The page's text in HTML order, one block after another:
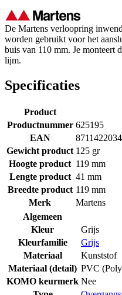
De Martens verloopring
worden gebruikt voor het
buis van 110 mm. Je monteert
lijm.
Specificaties
Product
Productnummer 625195
EAN
Gewicht product 125 gr
Hoogte product 119 mm
Lengte product 41 mm
Breedte product 119 mm
Merk
Martens
Algemeen
Kleur
Grijs
Kleurfamilie
Grijs
Materiaal
Kunststof
Materiaal (detail) PVC
KOMO keurmerk Nee